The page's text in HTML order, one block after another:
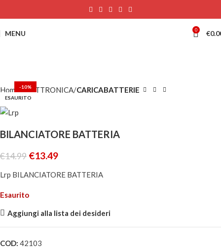
MENU 0 €
-10%
ESAURITO
Home ELETTRONICA CARICABATTERIE
BILANCIATORE BATTERIA
€14.99 €13.49
Lrp BILANCIATORE BATTERIA
Esaurito
Aggiungi alla lista dei desideri
COD: 42103